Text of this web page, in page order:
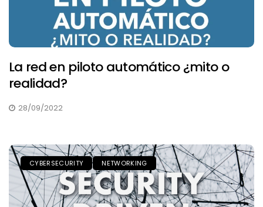
La red en piloto automático ¿mito o
realidad?
28/09/2022
CYBERSECURITY NETWORKING